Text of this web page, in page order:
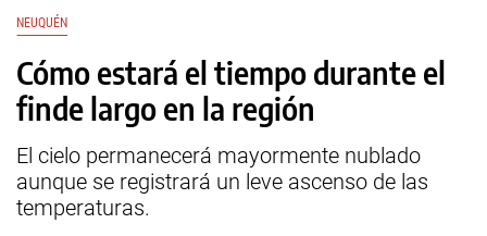
NEUQUÉN
Cómo estará el tiempo durante el
finde largo en la región
El cielo permanecerá mayormente nublado
aunque se registrará un leve ascenso de las
temperaturas.